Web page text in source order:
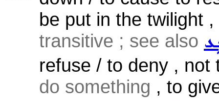
be put in the twilight
transitive ; see also
refuse / to deny ,
do something , to